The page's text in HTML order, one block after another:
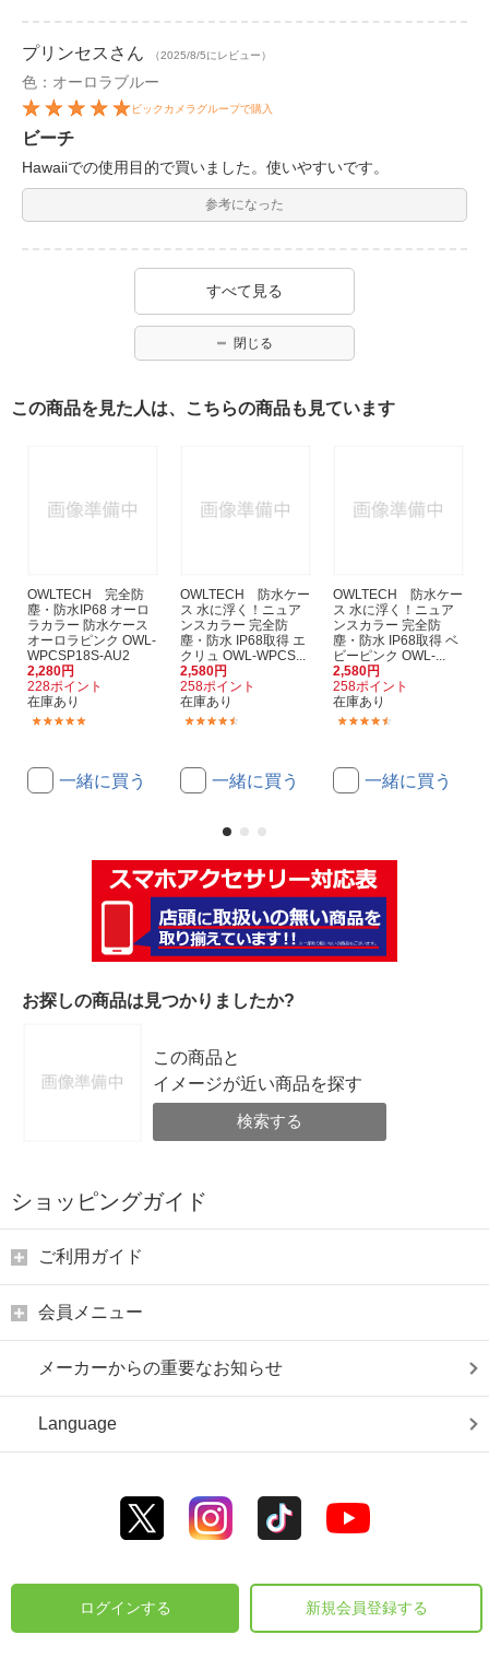
プリンセス さん （2025/8/5にレビュー）
色：オーロラブルー
ビックカメラグループで購入
ビーチ
Hawaiiでの使用目的で買いました。使いやすいです。
参考になった
すべて見る
閉じる
この商品を見た人は、こちらの商品も見ています
OWLTECH 完全防
塵・防水IP68 オーロ
ラカラー 防水ケース
オーロラピンク OWL-
WPCSP18S-AU2
2,280円
228ポイント
在庫あり
一緒に買う
OWLTECH 防水ケー
ス 水に浮く！ニュア
ンスカラー 完全防
塵・防水 IP68取得 エ
クリュ OWL-WPCS...
2,580円
258ポイント
在庫あり
一緒に買う
OWLTECH 防水ケー
ス 水に浮く！ニュア
ンスカラー 完全防
塵・防水 IP68取得 ベ
ビーピンク OWL-...
2,580円
258ポイント
在庫あり
一緒に買う
お探しの商品は見つかりましたか?
この商品と
イメージが近い商品を探す
検索する
ショッピングガイド
ご利用ガイド
会員メニュー
メーカーからの重要なお知らせ
Language
ログインする 新規会員登録する